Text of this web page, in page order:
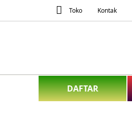
Toko Kontak
DAFTAR